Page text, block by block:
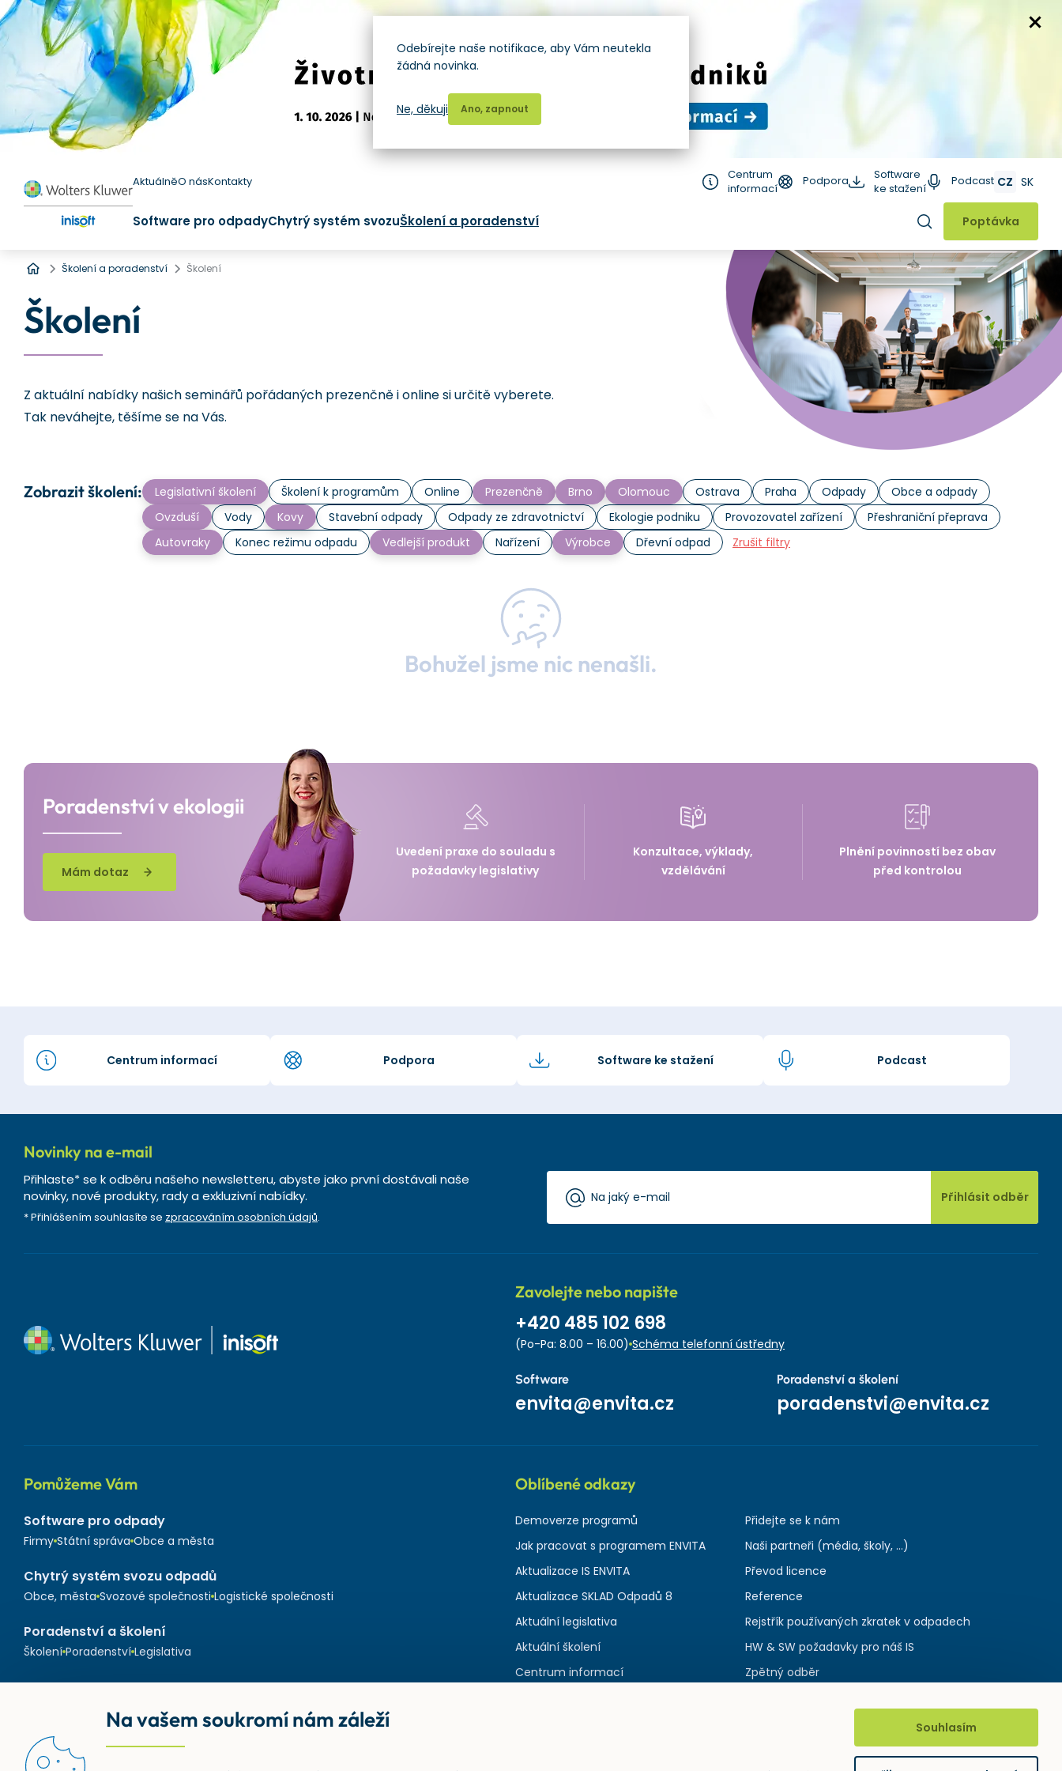
AktuálněO násKontakty
Centrum
informací
Podpora
Software
ke stažení
Podcast CZ SK
Software pro odpadyChytrý systém svozuŠkolení a poradenství Hledat
Poptávka
Úvod
Školení a poradenství Školení
Školení
Z aktuální nabídky našich seminářů pořádaných prezenčně i online si určitě vyberete.
Tak neváhejte, těšíme se na Vás.
Zobrazit školení: Legislativní školení Školení k programům Online Prezenčně Brno Olomouc Ostrava Praha Odpady
Obce a odpady
Ovzduší
Vody Kovy Stavební odpady Odpady ze zdravotnictví Ekologie podniku Provozovatel zařízení
Přeshraniční přeprava
Autovraky
Konec režimu odpadu Vedlejší produkt Nařízení Výrobce Dřevní odpad Zrušit filtry
Bohužel jsme nic nenašli.
Poradenství v ekologii
Mám dotaz
Uvedení praxe do souladu s
požadavky legislativy
Konzultace, výklady,
vzdělávání
Plnění povinností bez obav
před kontrolou
Centrum informací Podpora Software ke stažení Podcast
Novinky na e-mail
Přihlaste* se k odběru našeho newsletteru, abyste jako první dostávali naše
novinky, nové produkty, rady a exkluzivní nabídky.
* Přihlášením souhlasíte se zpracováním osobních údajů.
Přihlásit odběr
Zavolejte nebo napište
+420 485 102 698
(Po-Pa: 8.00 – 16.00) Schéma telefonní ústředny
Software
envita@envita.cz
Poradenství a školení
poradenstvi@envita.cz
Pomůžeme Vám
Software pro odpady
Firmy Státní správa Obce a města
Chytrý systém svozu odpadů
Obce, města Svozové společnosti Logistické společnosti
Poradenství a školení
Školení Poradenství Legislativa
Oblíbené odkazy
Demoverze programů
Jak pracovat s programem ENVITA
Aktualizace IS ENVITA
Aktualizace SKLAD Odpadů 8
Aktuální legislativa
Aktuální školení
Centrum informací
Přidejte se k nám
Naši partneři (média, školy, ...)
Převod licence
Reference
Rejstřík používaných zkratek v odpadech
HW & SW požadavky pro náš IS
Zpětný odběr
Odebírejte naše notifikace, aby Vám neutekla
žádná novinka.
Ano, zapnout
Ne, děkuji
Na vašem soukromí nám záleží Souhlasím